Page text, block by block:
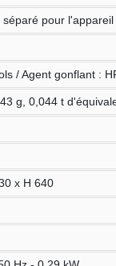
pour
/ Agent gonflant :
g, 0,044 t
x H 640